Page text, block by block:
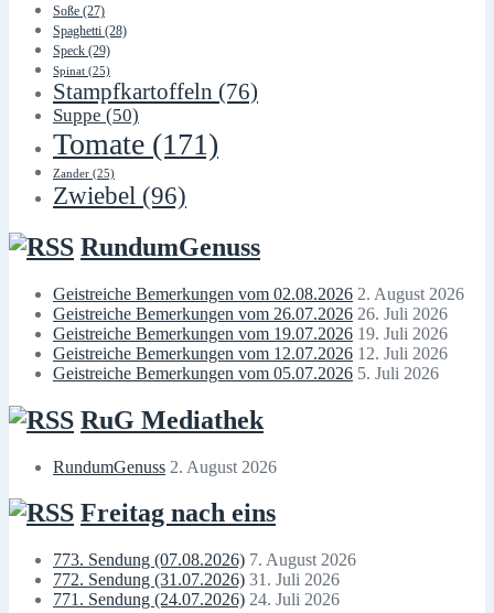
Soße (27)
Spaghetti (28)
Speck (29)
Spinat (25)
Stampfkartoffeln (76)
Suppe (50)
Tomate (171)
Zander (25)
Zwiebel (96)
RundumGenuss
Geistreiche Bemerkungen vom 02.08.2026 2. August 2026
Geistreiche Bemerkungen vom 26.07.2026 26. Juli 2026
Geistreiche Bemerkungen vom 19.07.2026 19. Juli 2026
Geistreiche Bemerkungen vom 12.07.2026 12. Juli 2026
Geistreiche Bemerkungen vom 05.07.2026 5. Juli 2026
RuG Mediathek
RundumGenuss 2. August 2026
Freitag nach eins
773. Sendung (07.08.2026) 7. August 2026
772. Sendung (31.07.2026) 31. Juli 2026
771. Sendung (24.07.2026) 24. Juli 2026